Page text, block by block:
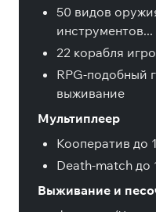
50 видов
инструментов...
22 корабля
RPG-подобный
выживание
Мультиплеер
Кооператив до
Death-match до
Выживание и